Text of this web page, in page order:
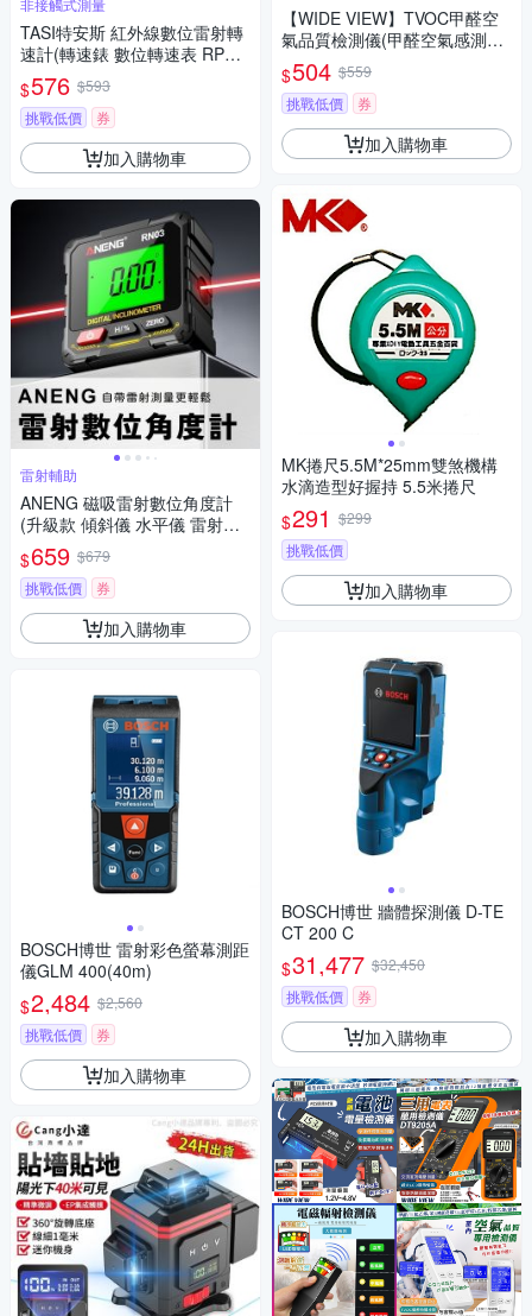
非接觸式測量
TASI特安斯 紅外線數位雷射轉
速計(轉速錶 數位轉速表 RPM
轉速 機測速 轉速測試 手持轉速
錶 風扇轉速)
$576 $593
挑戰低價
券
加入購物車
雷射輔助
ANENG 磁吸雷射數位角度計
(升級款 傾斜儀 水平儀 雷射水
平儀 數位量角器 坡度儀 傾角
儀)
$659 $679
挑戰低價
券
加入購物車
BOSCH博世 雷射彩色螢幕測距
儀GLM 400(40m)
$2,484 $2,560
挑戰低價
券
加入購物車
【WIDE VIEW】TVOC甲醛空
氣品質檢測儀(甲醛空氣感測器
甲醛 二甲苯 空汙檢測儀 油漆
裝潢 粉塵/101B)
$504 $559
挑戰低價
券
加入購物車
MK捲尺5.5M*25mm雙煞機構
水滴造型好握持 5.5米捲尺
$291 $299
挑戰低價
加入購物車
BOSCH博世 牆體探測儀 D-TE
CT 200 C
$31,477 $32,450
挑戰低價
券
加入購物車